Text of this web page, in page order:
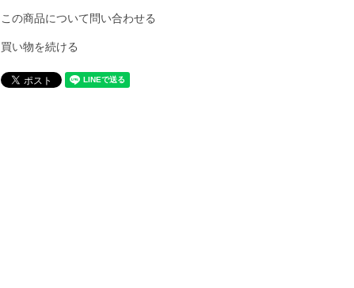
この商品について問い合わせる
買い物を続ける